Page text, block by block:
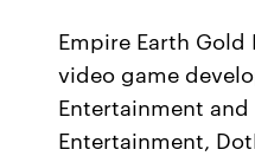
Empire Earth
video game
Entertainment
Entertainment,